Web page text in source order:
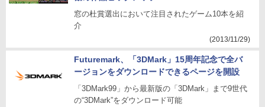
窓の杜賞選出において注目されたゲーム10本を紹
介
(2013/11/29)
Futuremark、「3DMark」15周年記念で全バ
ージョンをダウンロードできるページを開設
「3DMark99」から最新版の「3DMark」まで9世代
の“3DMark”をダウンロード可能